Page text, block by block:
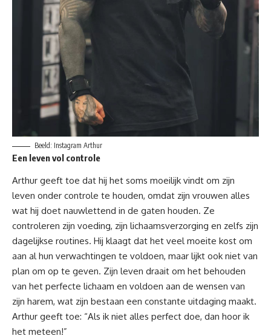
Beeld: Instagram Arthur
Een leven vol controle
Arthur geeft toe dat hij het soms moeilijk vindt om zijn
leven onder controle te houden, omdat zijn vrouwen alles
wat hij doet nauwlettend in de gaten houden. Ze
controleren zijn voeding, zijn lichaamsverzorging en zelfs zijn
dagelijkse routines. Hij klaagt dat het veel moeite kost om
aan al hun verwachtingen te voldoen, maar lijkt ook niet van
plan om op te geven. Zijn leven draait om het behouden
van het perfecte lichaam en voldoen aan de wensen van
zijn harem, wat zijn bestaan een constante uitdaging maakt.
Arthur geeft toe: “Als ik niet alles perfect doe, dan hoor ik
het meteen!”